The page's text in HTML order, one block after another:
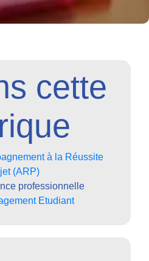
cette
à la Réussite
(ARP)
professionnelle
Etudiant